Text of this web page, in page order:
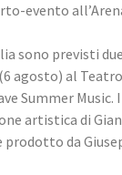
evento
sono previsti
agosto) al
Summer
artistica di
prodotto da